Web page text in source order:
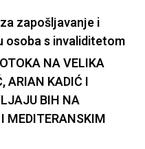
zapošljavanje i
osoba s invaliditetom
NA VELIKA
ARIAN KADIĆ I
BIH NA
MEDITERANSKIM